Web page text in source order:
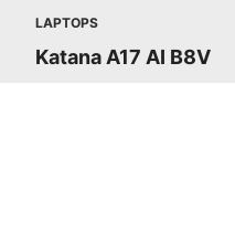
LAPTOPS
Katana A17 AI B8V